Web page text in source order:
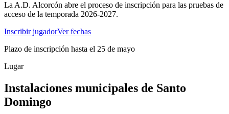
La A.D. Alcorcón abre el proceso de inscripción para las pruebas de
acceso de la temporada 2026-2027.
Inscribir jugadorVer fechas
Plazo de inscripción hasta el 25 de mayo
Lugar
Instalaciones municipales de Santo
Domingo